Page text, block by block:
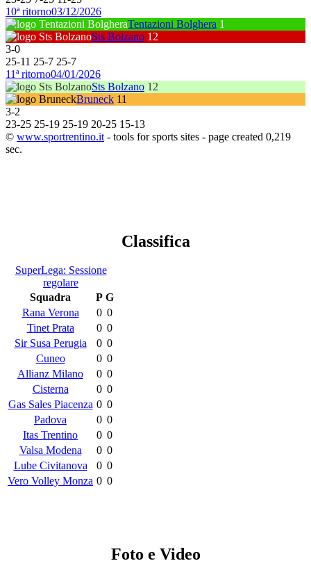
10ª ritorno03/12/2026
Tentazioni Bolghera 1
Sts Bolzano 12
3-0
25-11 25-7 25-7
11ª ritorno04/01/2026
Sts Bolzano 12
Bruneck 11
3-2
23-25 25-19 25-19 20-25 15-13
© www.sportrentino.it - tools for sports sites - page created 0,219
sec.
Classifica
SuperLega: Sessione
regolare
Squadra
P G
Rana Verona
0 0
Tinet Prata
0 0
Sir Susa Perugia
0 0
Cuneo
0 0
Allianz Milano
0 0
Cisterna
0 0
Gas Sales Piacenza 0 0
Padova
0 0
Itas Trentino
0 0
Valsa Modena
0 0
Lube Civitanova
0 0
Vero Volley Monza 0 0
Foto e Video